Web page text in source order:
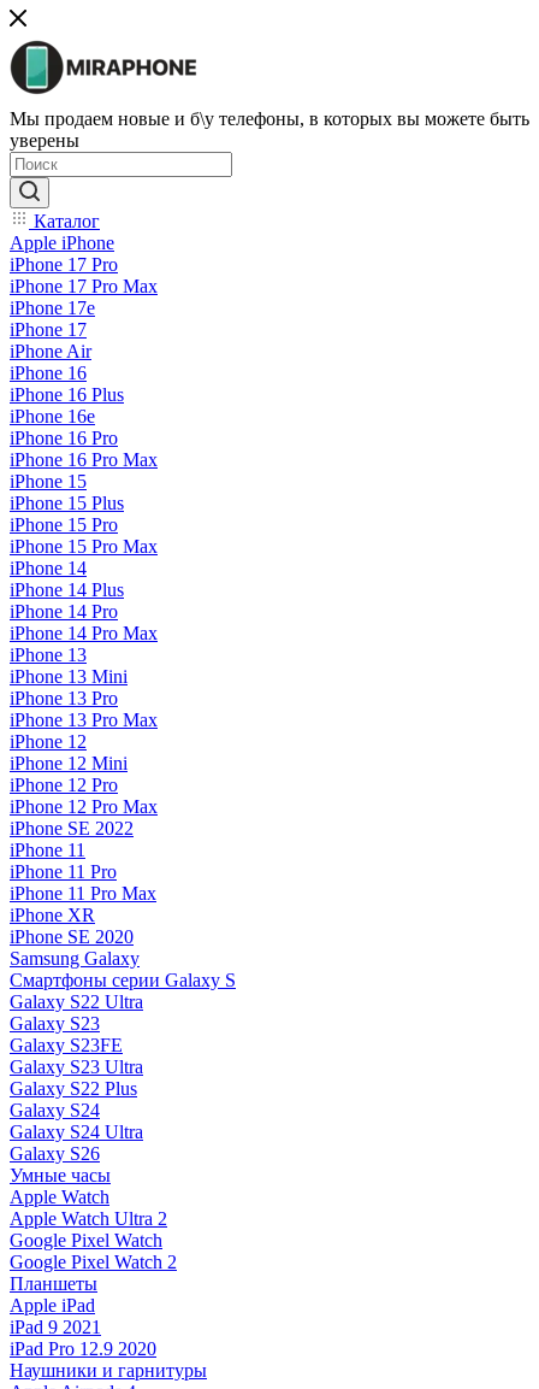
Мы продаем новые и б\у телефоны, в которых вы можете быть
уверены
Каталог
Apple iPhone
iPhone 17 Pro
iPhone 17 Pro Max
iPhone 17e
iPhone 17
iPhone Air
iPhone 16
iPhone 16 Plus
iPhone 16e
iPhone 16 Pro
iPhone 16 Pro Max
iPhone 15
iPhone 15 Plus
iPhone 15 Pro
iPhone 15 Pro Max
iPhone 14
iPhone 14 Plus
iPhone 14 Pro
iPhone 14 Pro Max
iPhone 13
iPhone 13 Mini
iPhone 13 Pro
iPhone 13 Pro Max
iPhone 12
iPhone 12 Mini
iPhone 12 Pro
iPhone 12 Pro Max
iPhone SE 2022
iPhone 11
iPhone 11 Pro
iPhone 11 Pro Max
iPhone XR
iPhone SE 2020
Samsung Galaxy
Смартфоны серии Galaxy S
Galaxy S22 Ultra
Galaxy S23
Galaxy S23FE
Galaxy S23 Ultra
Galaxy S22 Plus
Galaxy S24
Galaxy S24 Ultra
Galaxy S26
Умные часы
Apple Watch
Apple Watch Ultra 2
Google Pixel Watch
Google Pixel Watch 2
Планшеты
Apple iPad
iPad 9 2021
iPad Pro 12.9 2020
Наушники и гарнитуры